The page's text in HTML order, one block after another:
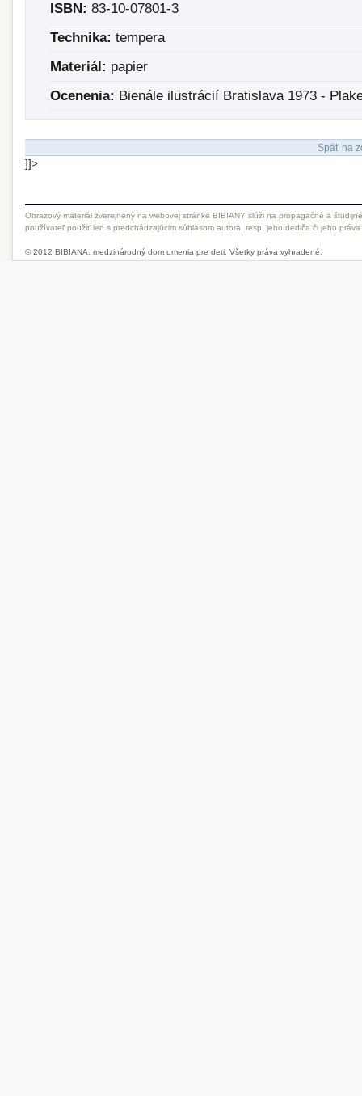
ISBN: 83-10-07801-3
Technika: tempera
Materiál: papier
Ocenenia: Bienále ilustrácií Bratislava 1973 -
Späť na
]]>
Obrazový materiál zverejnený na webovej stránke BIBIANY slúži na propagačné a
používateľ použiť len s predchádzajúcim súhlasom autora, resp. jeho dediča či jeho
© 2012 BIBIANA, medzinárodný dom umenia pre deti. Všetky práva vyhradené.